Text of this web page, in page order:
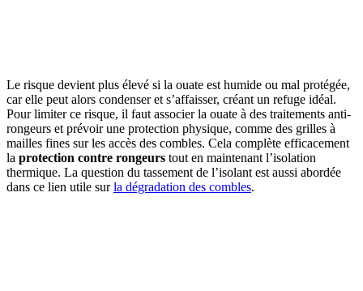
Le risque devient plus élevé si la ouate est humide ou mal protégée,
car elle peut alors condenser et s’affaisser, créant un refuge idéal.
Pour limiter ce risque, il faut associer la ouate à des traitements anti-
rongeurs et prévoir une protection physique, comme des grilles à
mailles fines sur les accès des combles. Cela complète efficacement
la protection contre rongeurs tout en maintenant l’isolation
thermique. La question du tassement de l’isolant est aussi abordée
dans ce lien utile surla dégradation des combles.